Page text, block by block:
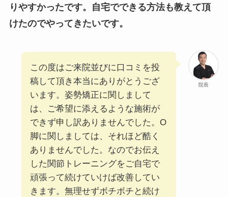
りやすかったです。自宅でできる方法も教えて頂
けたのでやってきたいです。
院長
この度はご来院並びに口コミを投
稿して頂き本当にありがとうござ
います。姿勢矯正に関しまして
は、ご希望に添えるような施術が
できず申し訳ありませんでした。O
脚に関しましては、それほど酷く
ありませんでした。なのでお伝え
した関節トレーニングをご自宅で
頑張って続けていけば改善してい
きます。無理せずボチボチと続け